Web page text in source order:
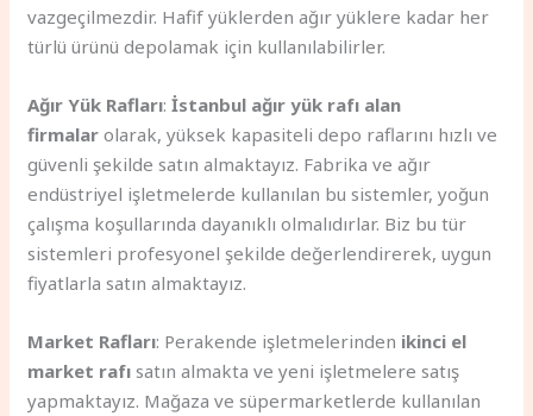
vazgeçilmezdir. Hafif yüklerden ağır yüklere kadar her
türlü ürünü depolamak için kullanılabilirler.
Ağır Yük Rafları:İstanbul ağır yük rafı alan
firmalar olarak, yüksek kapasiteli depo raflarını hızlı ve
güvenli şekilde satın almaktayız. Fabrika ve ağır
endüstriyel işletmelerde kullanılan bu sistemler, yoğun
çalışma koşullarında dayanıklı olmalıdırlar. Biz bu tür
sistemleri profesyonel şekilde değerlendirerek, uygun
fiyatlarla satın almaktayız.
Market Rafları: Perakende işletmelerinden ikinci el
market rafı satın almakta ve yeni işletmelere satış
yapmaktayız. Mağaza ve süpermarketlerde kullanılan